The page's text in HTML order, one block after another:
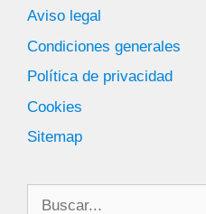
Aviso legal
Condiciones generales
Política de privacidad
Cookies
Sitemap